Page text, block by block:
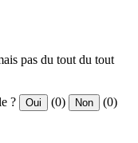
pas du tout du tout
? Oui (0) Non (0)